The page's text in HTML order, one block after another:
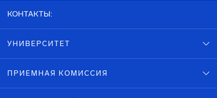
КОНТАКТЫ:
УНИВЕРСИТЕТ
ПРИЕМНАЯ КОМИССИЯ